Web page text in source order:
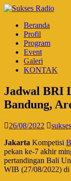
Beranda
Profil
Program
Event
Galeri
KONTAK
Jadwal BRI
Bandung,
26/08/2022
Jakarta Kompetisi
pekan ke-7 akhir
pertandingan Bali
WIB (27/08/2022)